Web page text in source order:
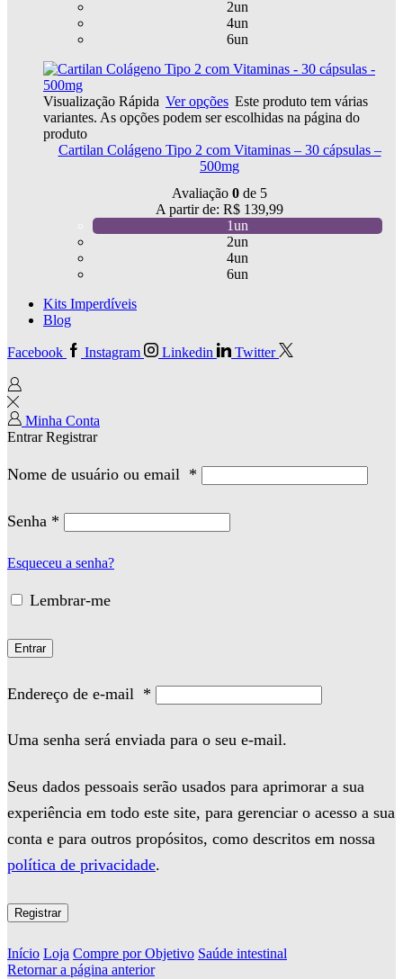
2un
4un
6un
Visualização Rápida Ver opções Este produto tem várias
variantes. As opções podem ser escolhidas na página do
produto
Cartilan Colágeno Tipo 2 com Vitaminas – 30 cápsulas –
500mg
Avaliação 0 de 5
A partir de: R$ 139,99
1un
2un
4un
6un
Kits Imperdíveis
Blog
Facebook Instagram Linkedin Twitter
Minha Conta
EntrarRegistrar
Nome de usuário ou email *
Senha *
Esqueceu a senha?
Lembrar-me
Entrar
Endereço de e-mail *
Uma senha será enviada para o seu e-mail.
Seus dados pessoais serão usados para aprimorar a sua
experiência em todo este site, para gerenciar o acesso a sua
conta e para outros propósitos, como descritos em nossa
política de privacidade.
Registrar
Início Loja Compre por Objetivo Saúde intestinal
Retornar a página anterior